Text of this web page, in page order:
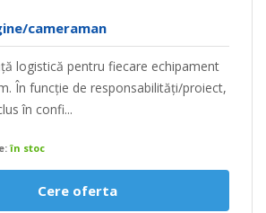
cameraman
logistică pentru fiecare echipament
În funcție de responsabilități/proiect,
în confi...
în stoc
Cere oferta